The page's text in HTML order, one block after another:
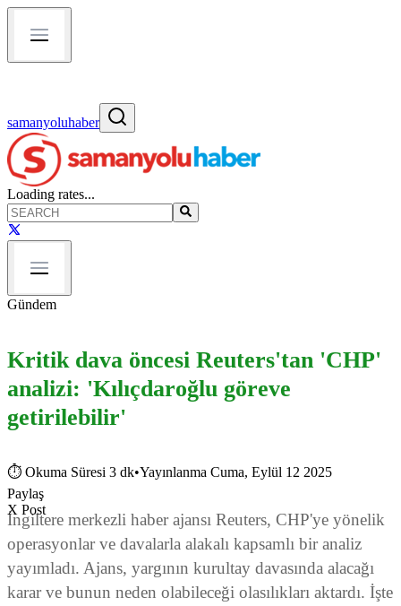
samanyoluhaber
Loading rates...
Gündem
Kritik dava öncesi Reuters'tan 'CHP'
analizi: 'Kılıçdaroğlu göreve
getirilebilir'
⏱ Okuma Süresi 3 dk•Yayınlanma Cuma, Eylül 12 2025
Paylaş
X Post
İngiltere merkezli haber ajansı Reuters, CHP'ye yönelik
operasyonlar ve davalarla alakalı kapsamlı bir analiz
yayımladı. Ajans, yargının kurultay davasında alacağı
karar ve bunun neden olabileceği olasılıkları aktardı. İşte